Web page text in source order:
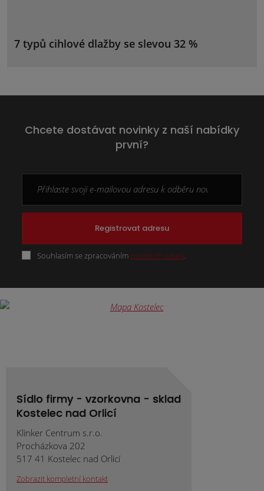
7 typů cihlové dlažby se slevou 32 %
Chcete dostávat novinky z naší nabídky
první?
Registrovat adresu
Souhlasím se zpracováním osobních údajů.
Sídlo firmy - vzorkovna - sklad
Kostelec nad Orlicí
Klinker Centrum s.r.o.
Procházkova 202
517 41 Kostelec nad Orlicí
Zobrazit kompletní kontakt